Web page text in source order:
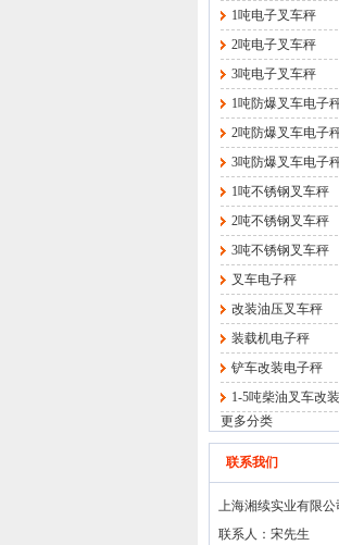
1吨电子叉车秤
2吨电子叉车秤
3吨电子叉车秤
1吨防爆叉车电子
2吨防爆叉车电子
3吨防爆叉车电子
1吨不锈钢叉车秤
2吨不锈钢叉车秤
3吨不锈钢叉车秤
叉车电子秤
改装油压叉车秤
装载机电子秤
铲车改装电子秤
1-5吨柴油叉车改
更多分类
联系我们
上海湘续实业有限公
联系人：宋先生